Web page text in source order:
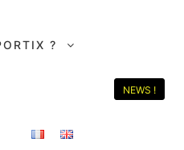
?
NEWS !